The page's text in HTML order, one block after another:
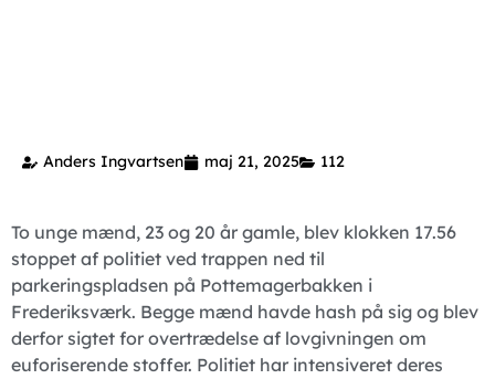
Anders Ingvartsen maj 21, 2025 112
To unge mænd, 23 og 20 år gamle, blev klokken 17.56
stoppet af politiet ved trappen ned til
parkeringspladsen på Pottemagerbakken i
Frederiksværk. Begge mænd havde hash på sig og blev
derfor sigtet for overtrædelse af lovgivningen om
euforiserende stoffer. Politiet har intensiveret deres